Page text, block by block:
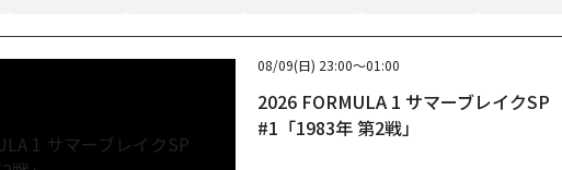
08/09(日) 23:00～01:00
2026 FORMULA 1 サマーブレイクSP
#1「1983年 第2戦」